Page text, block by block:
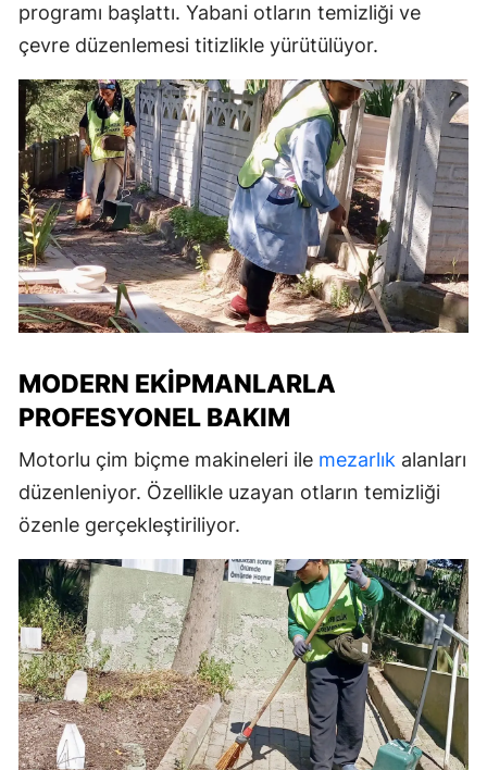
programı başlattı. Yabani otların temizliği ve
çevre düzenlemesi titizlikle yürütülüyor.
MODERN EKIPMANLARLA
PROFESYONEL BAKIM
Motorlu çim biçme makineleri ile mezarlık alanları
düzenleniyor. Özellikle uzayan otların temizliği
özenle gerçekleştiriliyor.